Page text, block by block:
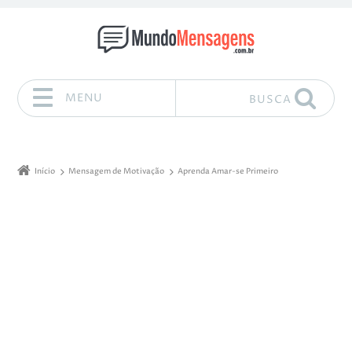
MENU BUSCA
Início Mensagem de Motivação Aprenda Amar-se Primeiro